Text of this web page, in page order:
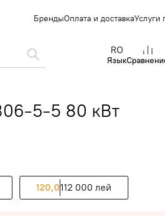
БрендыОплата и доставкаУслуги
RO
Язык
5-5 80 кВт
120,0112 000 лей